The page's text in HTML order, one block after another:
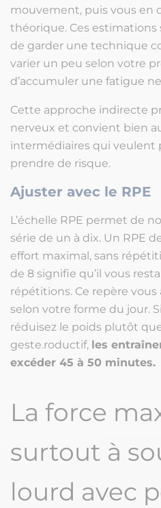
mouvement, puis vous en
théorique. Ces
de garder une technique
varier un peu selon votre
d’accumuler une fatigue
Cette approche indirecte
nerveux et convient bien
intermédiaires qui veulent
prendre de risque.
Ajuster avec le RPE
L’échelle RPE permet de
série de un à dix. Un RPE
effort maximal, sans
de 8 signifie qu’il vous
répétitions. Ce repère vous
selon votre forme du jour.
réduisez le poids plutôt
geste.roductif, les
excéder 45 à 50 minutes.
La force
surtout à
lourd avec